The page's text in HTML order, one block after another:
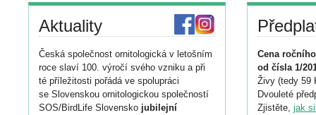
Aktuality
Česká společnost ornitologická v letošním
roce slaví 100. výročí svého vzniku a při
té příležitosti pořádá ve spolupráci
se Slovenskou ornitologickou společností
SOS/BirdLife Slovensko jubilejní
Cena
od čísla 1/
Živy (tedy 59
Dvouleté
Zjistěte, jak